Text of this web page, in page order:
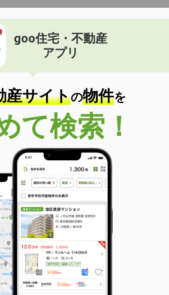
goo住宅・不動産
アプリ
産サイトの物件を
て検索！